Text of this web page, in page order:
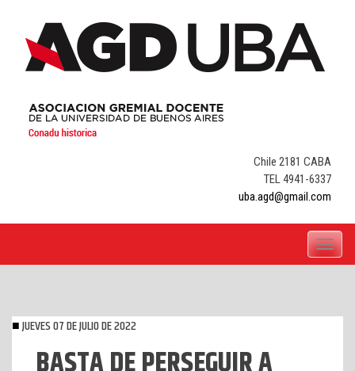
content
Chile 2181 CABA
TEL 4941-6337
uba.agd@gmail.com
Toggle
JUEVES 07 DE JULIO DE 2022